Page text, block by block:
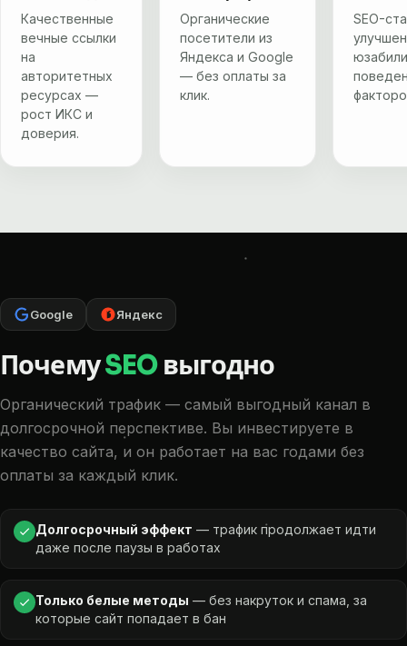
Качественные
вечные ссылки
на
авторитетных
ресурсах —
рост ИКС и
доверия.
Органические
посетители из
Яндекса и Google
— без оплаты за
клик.
SEO-
Google Яндекс
ПочемуSEOвыгодно
Органический трафик — самый выгодный канал в
долгосрочной перспективе. Вы инвестируете в
качество сайта, и он работает на вас годами без
оплаты за каждый клик.
Долгосрочный эффект — трафик продолжает идти
даже после паузы в работах
Только белые методы — без накруток и спама, за
которые сайт попадает в бан